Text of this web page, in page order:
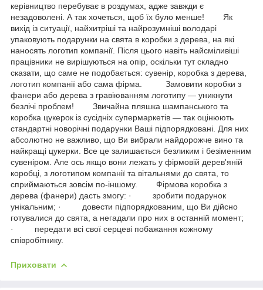
керівництво перебуває в роздумах, адже завжди є
незадоволені. А так хочеться, щоб їх було менше! Як
вихід із ситуації, найхитріші та найрозумніші володарі
упаковують подарунки на свята в коробки з дерева, на які
наносять логотип компанії. Після цього навіть найсміливіші
працівники не вирішуються на опір, оскільки тут складно
сказати, що саме не подобається: сувенір, коробка з дерева,
логотип компанії або сама фірма. Замовити коробки з
фанери або дерева з гравіюванням логотипу — уникнути
безлічі проблем! Звичайна пляшка шампанського та
коробка цукерок із сусідніх супермаркетів — так оцінюють
стандартні новорічні подарунки Ваші підпорядковані. Для них
абсолютно не важливо, що Ви вибрали найдорожче вино та
найкращі цукерки. Все це залишається безликим і безіменним
сувеніром. Але ось якщо вони лежать у фірмовій дерев'яній
коробці, з логотипом компанії та вітальнями до свята, то
сприймаються зовсім по-іншому. Фірмова коробка з
дерева (фанери) дасть змогу: · зробити подарунок
унікальним; · довести підпорядкованим, що Ви дійсно
готувалися до свята, а негадали про них в останній момент;
· передати всі свої серцеві побажання кожному
співробітнику.
Приховати